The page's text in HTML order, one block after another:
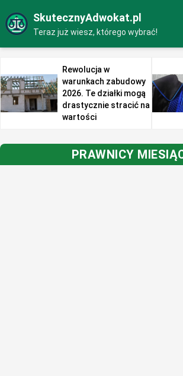
SkutecznyAdwokat.pl
Teraz już wiesz, którego wybrać!
Rewolucja w
warunkach zabudowy
2026. Te działki mogą
drastycznie stracić na
wartości
PRAWNICY